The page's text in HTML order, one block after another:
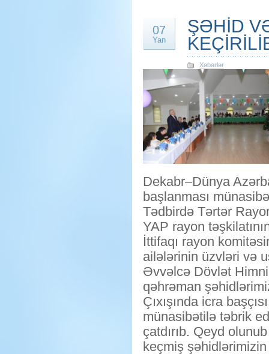
07
Yan
ŞƏHİD
Xəbərlər
Dekabr–Dünya
başlanması
Tədbirdə Tərtər
YAP rayon
İttifaqı rayon
ailələrinin üzvləri və
Əvvəlcə Dövlət
qəhrəman
Çıxışında icra
münasibətilə təbrik
çatdırıb. Qeyd
keçmiş şəhidlərimizin